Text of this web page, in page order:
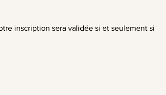
inscription sera validée si et seulement si